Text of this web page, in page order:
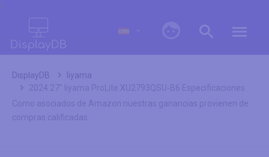
DisplayDB
Iiyama
2024 27" Iiyama ProLite XU2793QSU-B6 Especificaciones
Como asociados de Amazon nuestras ganancias provienen de
compras calificadas.